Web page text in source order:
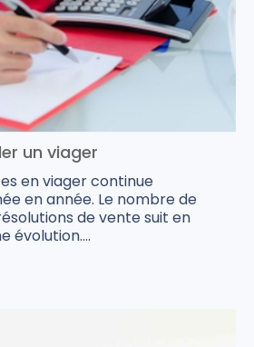
un viager
en viager continue
en année. Le nombre de
de vente suit en
évolution....